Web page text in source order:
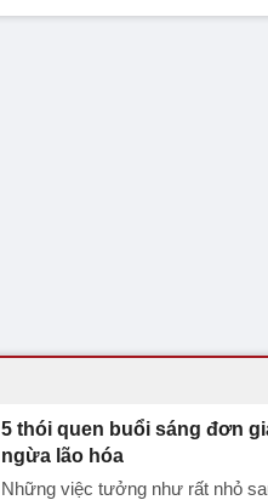
5 thói quen buổi sáng đơn
ngừa lão hóa
Những việc tưởng như rất nhỏ